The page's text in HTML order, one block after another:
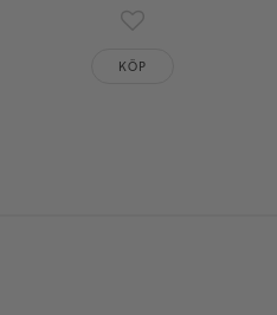
Lägg till i favoriter
KÖP